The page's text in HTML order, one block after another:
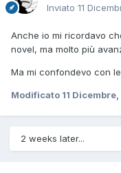
Inviato 11
Anche io mi ricordavo
novel, ma molto più
Ma mi confondevo con
Modificato 11
2 weeks later...